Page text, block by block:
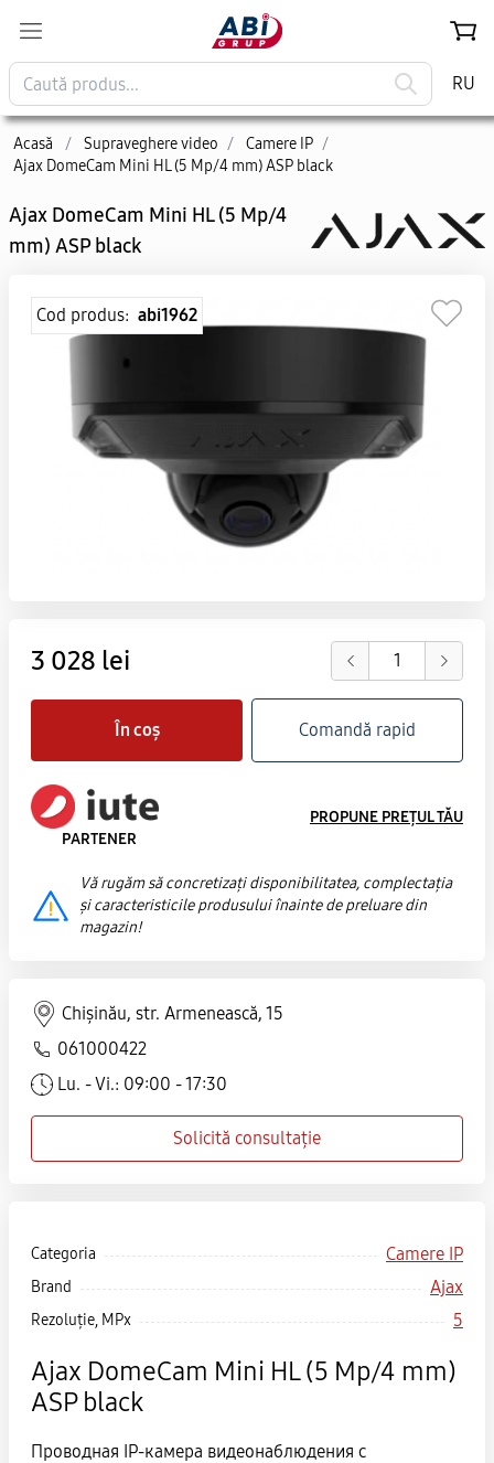
RU
Acasă / Supraveghere video / Camere IP /
Ajax DomeCam Mini HL (5 Mp/4 mm) ASP black
Ajax DomeCam Mini HL (5 Mp/4
mm) ASP black
Cod produs: abi1962
Categoria Camere IP
Brand Ajax
Rezoluție, MPx 5
Ajax DomeCam Mini HL (5 Mp/4 mm)
ASP black
Проводная IP-камера видеонаблюдения с
3 028 lei
În coș Comandă rapid
PARTENER
PROPUNE PREȚUL TĂU
Vă rugăm să concretizați disponibilitatea, complectația
și caracteristicile produsului înainte de preluare din
magazin!
Chișinău, str. Armenească, 15
061000422
Lu. - Vi.: 09:00 - 17:30
Solicită consultație